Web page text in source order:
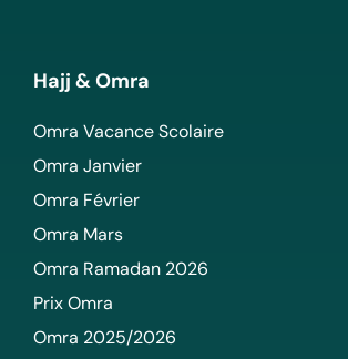
Hajj & Omra
Omra Vacance Scolaire
Omra Janvier
Omra Février
Omra Mars
Omra Ramadan 2026
Prix Omra
Omra 2025/2026